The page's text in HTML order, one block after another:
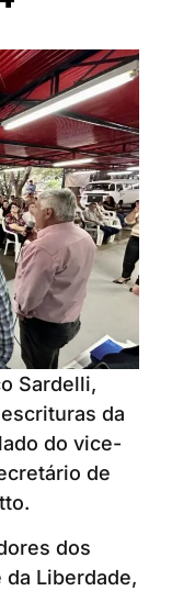
Sardelli,
da
do vice-
de
dos
da Liberdade,